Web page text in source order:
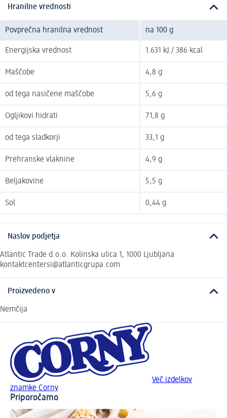
Hranilne vrednosti
Povprečna hranilna vrednost na 100 g
Energijska vrednost 1.631 kJ / 386 kcal
Maščobe 4,8 g
od tega nasičene maščobe 5,6 g
Ogljikovi hidrati 71,8 g
od tega sladkorji 33,1 g
Prehranske vlaknine 4,9 g
Beljakovine 5,5 g
Sol 0,44 g
Naslov podjetja
Atlantic Trade d.o.o. Kolinska ulica 1, 1000 Ljubljana
kontaktcentersi@atlanticgrupa.com
Proizvedeno v
Nemčija
Več izdelkov
znamke Corny
Priporočamo